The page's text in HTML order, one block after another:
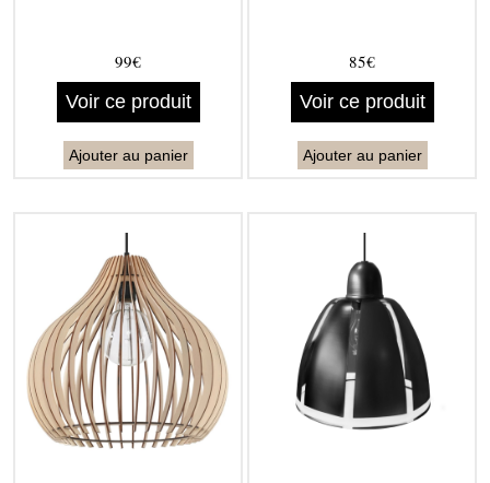
99€
Voir ce produit
Ajouter au panier
85€
Voir ce produit
Ajouter au panier